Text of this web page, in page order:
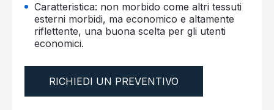
Caratteristica: non morbido come altri tessuti
esterni morbidi, ma economico e altamente
riflettente, una buona scelta per gli utenti
economici.
RICHIEDI UN PREVENTIVO